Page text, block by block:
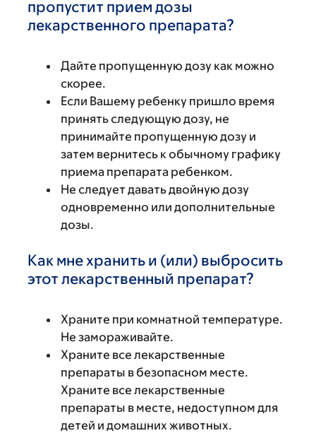
пропустит прием дозы
лекарственного препарата?
Дайте пропущенную дозу как можно
скорее.
Если Вашему ребенку пришло время
принять следующую дозу, не
принимайте пропущенную дозу и
затем вернитесь к обычному графику
приема препарата ребенком.
Не следует давать двойную дозу
одновременно или дополнительные
дозы.
Как мне хранить и (или) выбросить
этот лекарственный препарат?
Храните при комнатной температуре.
Не замораживайте.
Храните все лекарственные
препараты в безопасном месте.
Храните все лекарственные
препараты в месте, недоступном для
детей и домашних животных.